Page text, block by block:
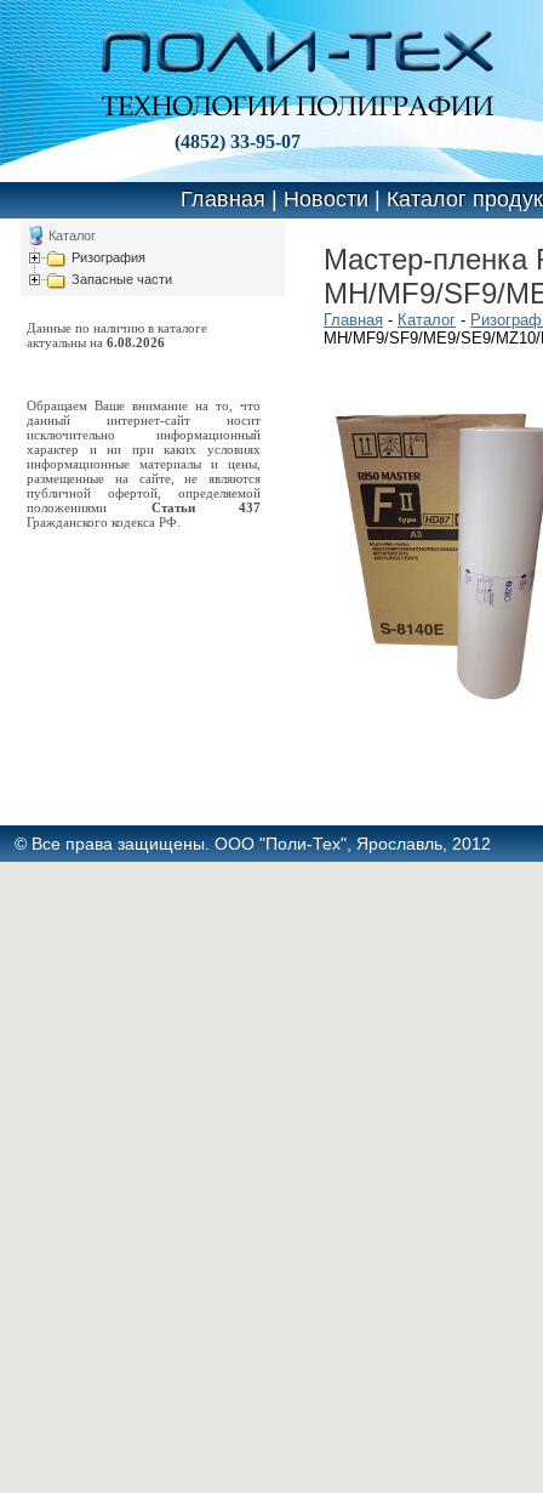
(4852) 33-95-07
Главная|Новости|Каталог
Каталог
Ризография
Запасные части
Данные по наличию в каталоге
актуальны на 6.08.2026
Обращаем Ваше внимание на то, что
данный интернет-сайт носит
исключительно информационный
характер и ни при каких условиях
информационные материалы и цены,
размещенные на сайте, не являются
публичной офертой, определяемой
положениями Статьи 437
Гражданского кодекса РФ.
Мастер-пленка
MH/MF9/SF9/
Главная - Каталог -
MH/MF9/SF9/ME9/SE9/
© Все права защищены. ООО "Поли-Тех", Ярославль, 2012